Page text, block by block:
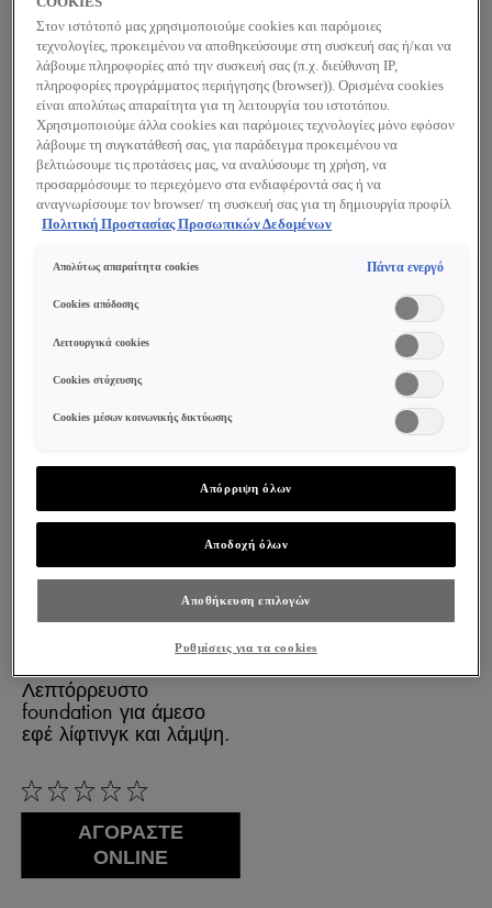
επιδερμίδας, το Liftactiv Flexiteint Anti-Wrinkle
Foundation ενισχύει τη λάμψη και την υγεία της
επιδερμίδας, κάνοντάς την να φαίνεται πιο νεανική
και φρέσκια.
ΦΊΛΤΡΑ 1 ΠΡΟΪΌΝ
LIFTACTIV
Λεπτόρρευστο
foundation για άμεσο
εφέ λίφτινγκ και λάμψη.
0/5
ΑΓΟΡΑΣΤΕ
ONLINE
Στον ιστότοπό μας χρησιμοποιούμε cookies και παρόμοιες
τεχνολογίες, προκειμένου να αποθηκεύσουμε στη συσκευή σας ή/και να
λάβουμε πληροφορίες από την συσκευή σας (π.χ. διεύθυνση IP,
πληροφορίες προγράμματος περιήγησης (browser)). Ορισμένα cookies
είναι απολύτως απαραίτητα για τη λειτουργία του ιστοτόπου.
Χρησιμοποιούμε άλλα cookies και παρόμοιες τεχνολογίες μόνο εφόσον
λάβουμε τη συγκατάθεσή σας, για παράδειγμα προκειμένου να
βελτιώσουμε τις προτάσεις μας, να αναλύσουμε τη χρήση, να
προσαρμόσουμε το περιεχόμενο στα ενδιαφέροντά σας ή να
αναγνωρίσουμε τον browser/ τη συσκευή σας για τη δημιουργία προφίλ
με τα ενδιαφέροντά σας και να σας δείχνουμε σχετικό διαφημιστικό
cookies τα οποία δεν είναι απαραίτητα («Αποδοχή όλων»), να τα
επιλογές σας («Αποθήκευση επιλογών»). Μπορείτε επίσης, ανά πάσα
(επιλέγοντας το link «Ρυθμίσεις για τα cookies»). Περισσότερες
Πολιτική Προστασίας Προσωπικών Δεδομένων
Απολύτως απαραίτητα cookies Πάντα ενεργό
Cookies απόδοσης
Λειτουργικά cookies
Cookies στόχευσης
Cookies μέσων κοινωνικής δικτύωσης
Απόρριψη όλων
Αποδοχή όλων
Αποθήκευση επιλογών
Ρυθμίσεις για τα cookies